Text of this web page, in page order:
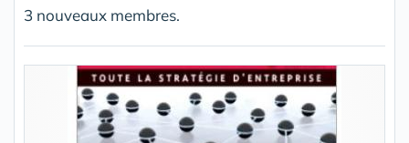
3 nouveaux membres.